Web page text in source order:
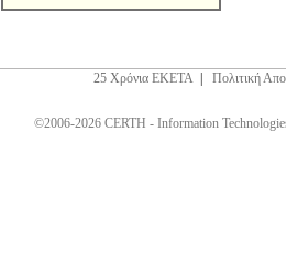
25 Χρόνια ΕΚΕΤΑ
Πολιτική
©2006-2026 CERTH - Information